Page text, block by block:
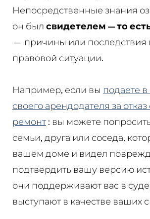
Непосредственные знания
он был свидетелем — то
— причины или последствия
правовой ситуации.
Например, если вы подаете в
своего арендодателя за отказ
ремонт: вы можете
семьи, друга или соседа,
вашем доме и видел
подтвердить вашу версию
они поддерживают вас в
выступают в качестве ваших